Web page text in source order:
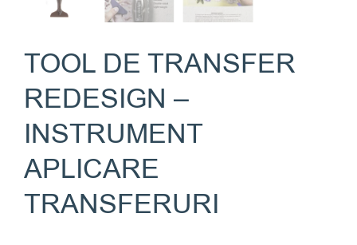
TOOL DE TRANSFER
REDESIGN –
INSTRUMENT
APLICARE
TRANSFERURI